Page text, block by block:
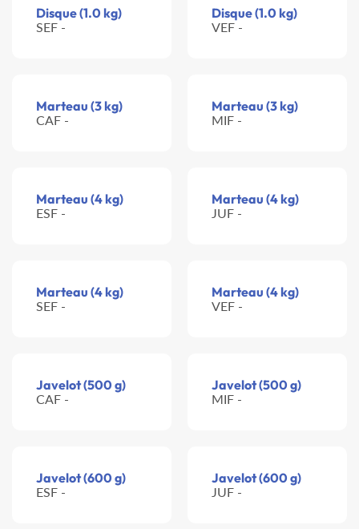
Disque (1.0 kg)
SEF -
Disque (1.0 kg)
VEF -
Marteau (3 kg)
CAF -
Marteau (3 kg)
MIF -
Marteau (4 kg)
ESF -
Marteau (4 kg)
JUF -
Marteau (4 kg)
SEF -
Marteau (4 kg)
VEF -
Javelot (500 g)
CAF -
Javelot (500 g)
MIF -
Javelot (600 g)
ESF -
Javelot (600 g)
JUF -